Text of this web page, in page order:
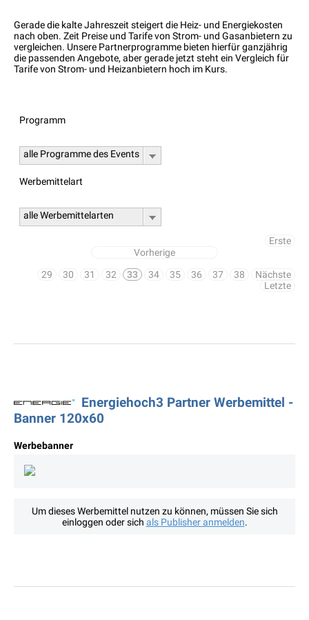
Gerade die kalte Jahreszeit steigert die Heiz- und Energiekosten
nach oben. Zeit Preise und Tarife von Strom- und Gasanbietern zu
vergleichen. Unsere Partnerprogramme bieten hierfür ganzjährig
die passenden Angebote, aber gerade jetzt steht ein Vergleich für
Tarife von Strom- und Heizanbietern hoch im Kurs.
Programm
alle Programme des Events
Werbemittelart
alle Werbemittelarten
Erste
Vorherige
29
30 31 32 33 34 35 36 37 38
Nächste
Letzte
Energiehoch3 Partner Werbemittel -
Banner 120x60
Werbebanner
Um dieses Werbemittel nutzen zu können, müssen Sie sich
einloggen oder sich als Publisher anmelden.